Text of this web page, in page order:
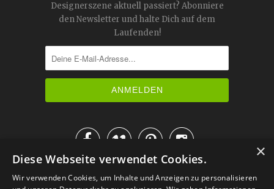
Designerszene aktuell passiert? Abonniere
den Newsletter und halte Dich auf dem
Laufenden!

IM KATALOG BLÄTTERN
×
Diese Webseite verwendet Cookies.
Wir verwenden Cookies, um Inhalte und Anzeigen zu personalisieren